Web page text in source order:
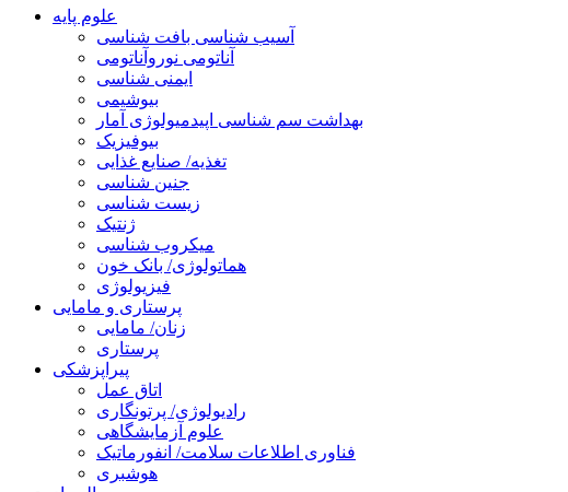
علوم پایه
آسیب شناسی بافت شناسی
آناتومی نوروآناتومی
ایمنی شناسی
بیوشیمی
بهداشت سم شناسی اپیدمیولوژی آمار
بیوفیزیک
تغذیه/ صنایع غذایی
جنین شناسی
زیست شناسی
ژنتیک
میکروب شناسی
هماتولوژی/ بانک خون
فیزیولوژی
پرستاری و مامایی
زنان/ مامایی
پرستاری
پیراپزشکی
اتاق عمل
رادیولوژی/ پرتونگاری
علوم آزمایشگاهی
فناوری اطلاعات سلامت/ انفورماتیک
هوشبری